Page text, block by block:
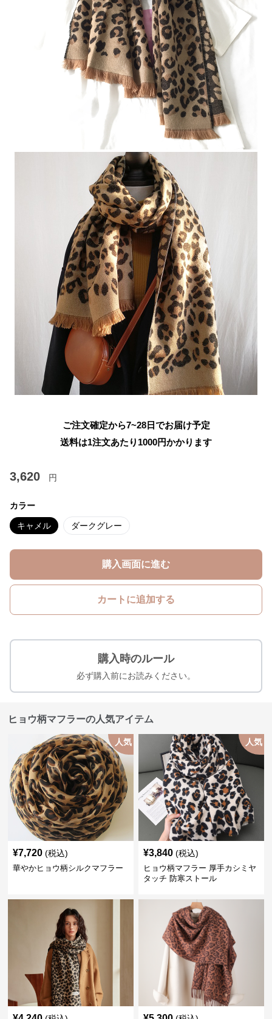
ご注文確定から7~28日でお届け予定
送料は1注文あたり 1000円かかります
3,620 円
カラー
キャメル ダークグレー
購入画面に進む
カートに追加する
購入時のルール
必ず購入前にお読みください。
ヒョウ柄マフラーの人気アイテム
人気
¥7,720 (税込)
華やかヒョウ柄シルクマフラー
人気
¥3,840 (税込)
ヒョウ柄マフラー 厚手カシミヤ
タッチ 防寒ストール